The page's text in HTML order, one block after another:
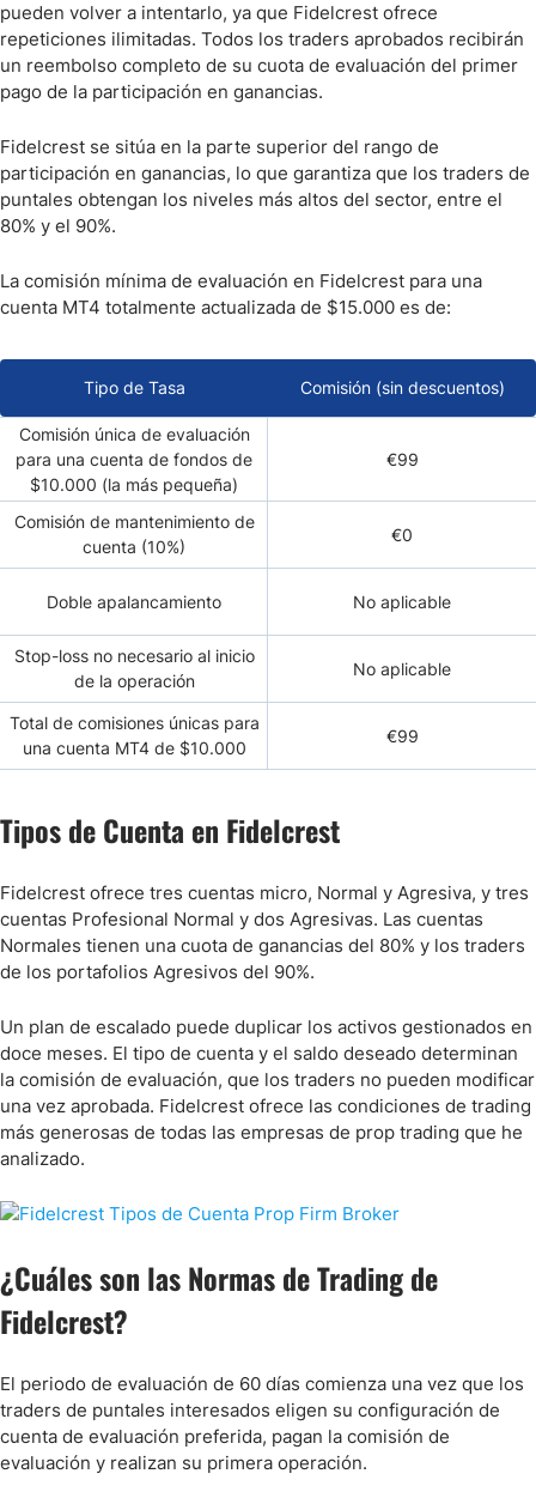
pueden volver a intentarlo, ya que Fidelcrest ofrece
repeticiones ilimitadas. Todos los traders aprobados recibirán
un reembolso completo de su cuota de evaluación del primer
pago de la participación en ganancias.
Fidelcrest se sitúa en la parte superior del rango de
participación en ganancias, lo que garantiza que los traders de
puntales obtengan los niveles más altos del sector, entre el
80% y el 90%.
La comisión mínima de evaluación en Fidelcrest para una
cuenta MT4 totalmente actualizada de $15.000 es de:
Tipo de Tasa Comisión (sin descuentos)
Comisión única de evaluación
para una cuenta de fondos de
$10.000 (la más pequeña)
€99
Comisión de mantenimiento de
cuenta (10%)
€0
Doble apalancamiento No aplicable
Stop-loss no necesario al inicio
de la operación
No aplicable
Total de comisiones únicas para
una cuenta MT4 de $10.000
€99
Tipos de Cuenta en Fidelcrest
Fidelcrest ofrece tres cuentas micro, Normal y Agresiva, y tres
cuentas Profesional Normal y dos Agresivas. Las cuentas
Normales tienen una cuota de ganancias del 80% y los traders
de los portafolios Agresivos del 90%.
Un plan de escalado puede duplicar los activos gestionados en
doce meses. El tipo de cuenta y el saldo deseado determinan
la comisión de evaluación, que los traders no pueden modificar
una vez aprobada. Fidelcrest ofrece las condiciones de trading
más generosas de todas las empresas de prop trading que he
analizado.
¿Cuáles son las Normas de Trading de
Fidelcrest?
El periodo de evaluación de 60 días comienza una vez que los
traders de puntales interesados eligen su configuración de
cuenta de evaluación preferida, pagan la comisión de
evaluación y realizan su primera operación.